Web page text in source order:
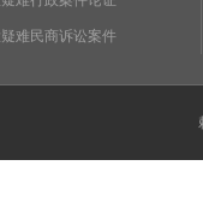
难民商诉讼案件